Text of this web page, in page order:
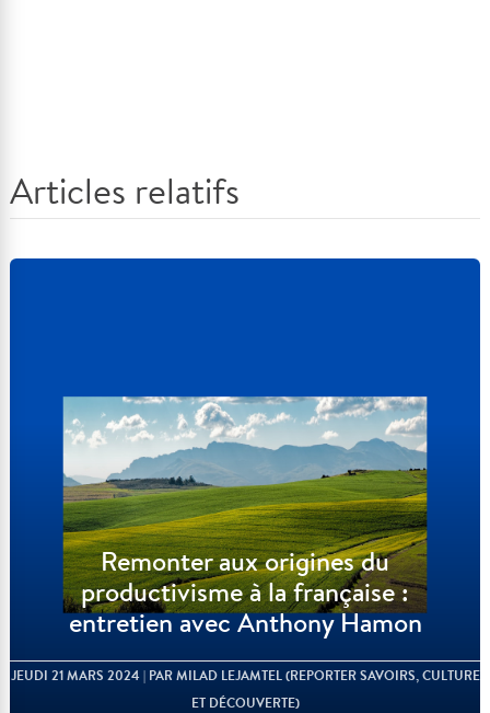
Articles relatifs
Remonter aux origines du
productivisme à la française :
entretien avec Anthony Hamon
JEUDI 21 MARS 2024 | PAR MILAD LEJAMTEL (REPORTER SAVOIRS, CULTURE
ET DÉCOUVERTE)